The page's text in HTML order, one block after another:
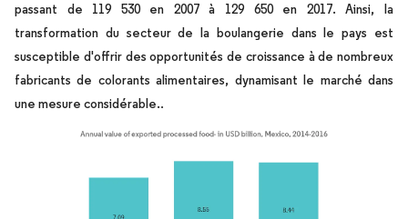
passant de 119 530 en 2007 à 129 650 en 2017. Ainsi, la
transformation du secteur de la boulangerie dans le pays est
susceptible d'offrir des opportunités de croissance à de nombreux
fabricants de colorants alimentaires, dynamisant le marché dans
une mesure considérable..